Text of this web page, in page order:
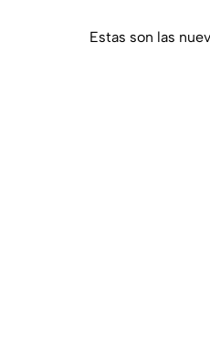
Estas son las